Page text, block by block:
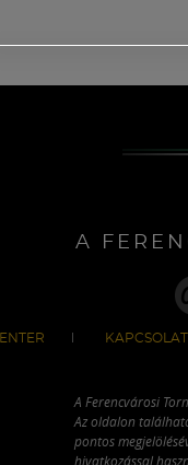
A
KAPCSOLAT
A Ferencvárosi
Az oldalon
pontos
hivatkozással